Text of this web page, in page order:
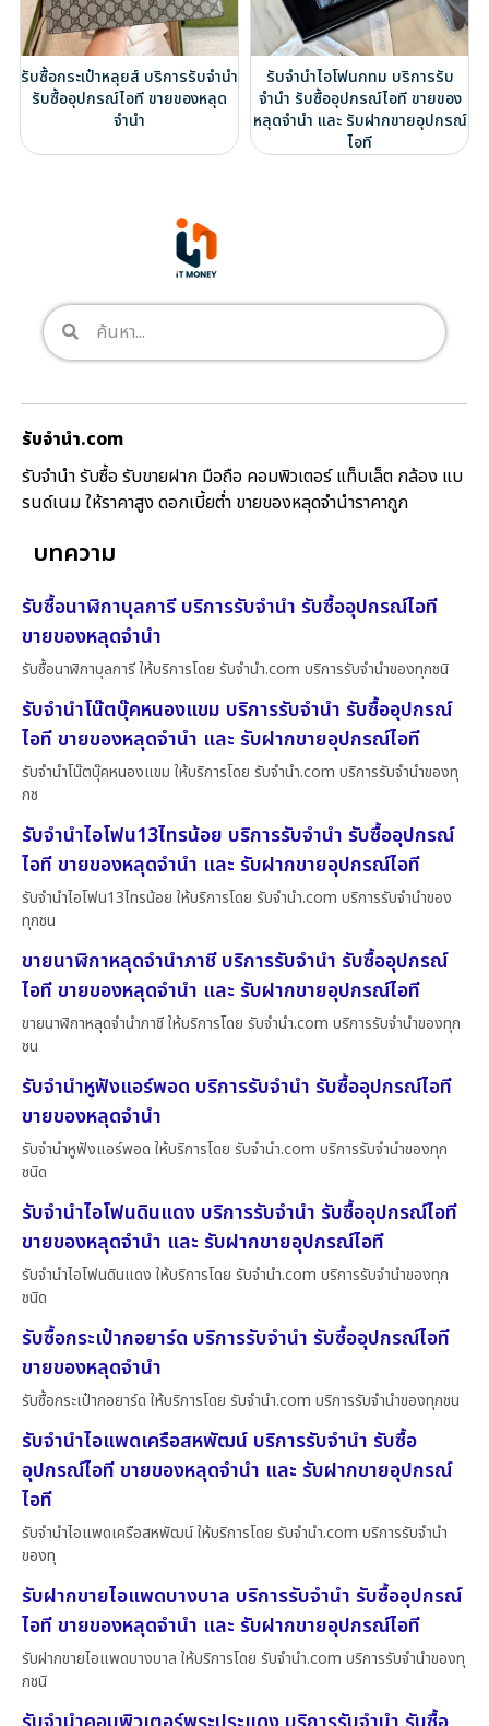
รับซื้อกระเป๋าหลุยส์ บริการรับจำนำ
รับซื้ออุปกรณ์ไอที ขายของหลุด
จำนำ
รับจำนำไอโฟนกทม บริการรับ
จำนำ รับซื้ออุปกรณ์ไอที ขายของ
หลุดจำนำ และ รับฝากขายอุปกรณ์
ไอที
รับจํานํา.com
รับจำนำ รับซื้อ รับขายฝาก มือถือ คอมพิวเตอร์ แท็บเล็ต กล้อง แบ
รนด์เนม ให้ราคาสูง ดอกเบี้ยต่ำ ขายของหลุดจำนำราคาถูก
บทความ
รับซื้อนาฬิกาบุลการี บริการรับจำนำ รับซื้ออุปกรณ์ไอที
ขายของหลุดจำนำ
รับซื้อนาฬิกาบุลการี ให้บริการโดย รับจํานํา.com บริการรับจำนำของทุกชนิ
รับจำนำโน๊ตบุ๊คหนองแขม บริการรับจำนำ รับซื้ออุปกรณ์
ไอที ขายของหลุดจำนำ และ รับฝากขายอุปกรณ์ไอที
รับจำนำโน๊ตบุ๊คหนองแขม ให้บริการโดย รับจํานํา.com บริการรับจำนำของทุ
กช
รับจำนำไอโฟน13ไทรน้อย บริการรับจำนำ รับซื้ออุปกรณ์
ไอที ขายของหลุดจำนำ และ รับฝากขายอุปกรณ์ไอที
รับจำนำไอโฟน13ไทรน้อย ให้บริการโดย รับจํานํา.com บริการรับจำนำของ
ทุกชน
ขายนาฬิกาหลุดจำนำภาชี บริการรับจำนำ รับซื้ออุปกรณ์
ไอที ขายของหลุดจำนำ และ รับฝากขายอุปกรณ์ไอที
ขายนาฬิกาหลุดจำนำภาชี ให้บริการโดย รับจํานํา.com บริการรับจำนำของทุก
ชน
รับจำนำหูฟังแอร์พอด บริการรับจำนำ รับซื้ออุปกรณ์ไอที
ขายของหลุดจำนำ
รับจำนำหูฟังแอร์พอด ให้บริการโดย รับจํานํา.com บริการรับจำนำของทุก
ชนิด
รับจำนำไอโฟนดินแดง บริการรับจำนำ รับซื้ออุปกรณ์ไอที
ขายของหลุดจำนำ และ รับฝากขายอุปกรณ์ไอที
รับจำนำไอโฟนดินแดง ให้บริการโดย รับจํานํา.com บริการรับจำนำของทุก
ชนิด
รับซื้อกระเป๋ากอยาร์ด บริการรับจำนำ รับซื้ออุปกรณ์ไอที
ขายของหลุดจำนำ
รับซื้อกระเป๋ากอยาร์ด ให้บริการโดย รับจํานํา.com บริการรับจำนำของทุกชน
รับจำนำไอแพดเครือสหพัฒน์ บริการรับจำนำ รับซื้อ
อุปกรณ์ไอที ขายของหลุดจำนำ และ รับฝากขายอุปกรณ์
ไอที
รับจำนำไอแพดเครือสหพัฒน์ ให้บริการโดย รับจํานํา.com บริการรับจำนำ
ของทุ
รับฝากขายไอแพดบางบาล บริการรับจำนำ รับซื้ออุปกรณ์
ไอที ขายของหลุดจำนำ และ รับฝากขายอุปกรณ์ไอที
รับฝากขายไอแพดบางบาล ให้บริการโดย รับจํานํา.com บริการรับจำนำของทุ
กชนิ